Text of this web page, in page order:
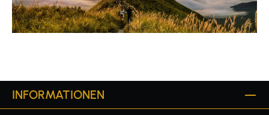
INFORMATIONEN